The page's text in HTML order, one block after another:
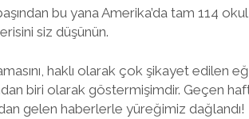
bu yana Amerika’da tam 114
siz düşünün.
haklı olarak çok şikayet edilen
biri olarak göstermişimdir. Geçen
gelen haberlerle yüreğimiz dağlandı!